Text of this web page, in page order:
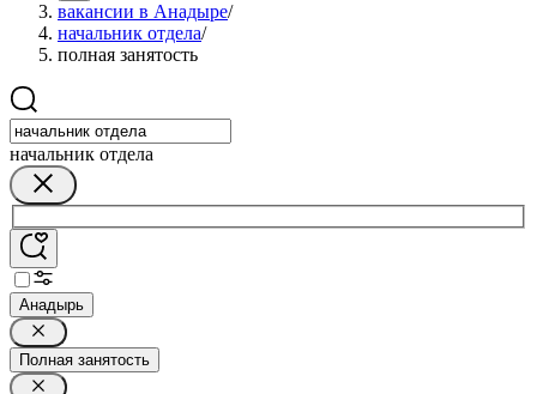
вакансии в Анадыре/
начальник отдела/
полная занятость
начальник отдела
Анадырь
Полная занятость